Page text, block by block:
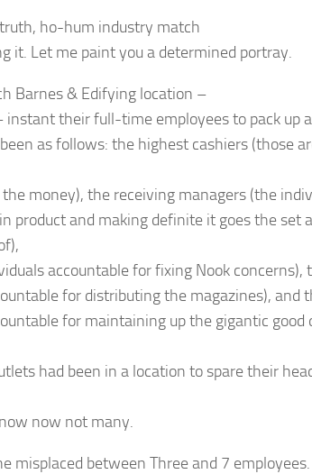
ho-hum industry match
it. Let me paint you a determined portray.
Barnes & Edifying location –
instant their full-time employees to pack up
as follows: the highest cashiers (those
money), the receiving managers (the
product and making definite it goes the set
accountable for fixing Nook concerns),
for distributing the magazines), and
for maintaining up the gigantic good
had been in a location to spare their
now not many.
misplaced between Three and 7